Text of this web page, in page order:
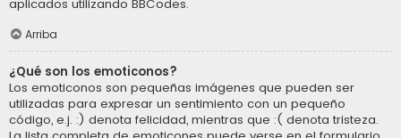
aplicados utilizando BBCodes.
Arriba
¿Qué son los emoticonos?
Los emoticonos son pequeñas imágenes que pueden ser
utilizadas para expresar un sentimiento con un pequeño
código, e.j. :) denota felicidad, mientras que :( denota tristeza.